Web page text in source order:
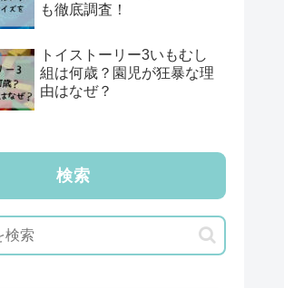
も徹底調査！
トイストーリー3いもむし
組は何歳？園児が狂暴な理
由はなぜ？
検索